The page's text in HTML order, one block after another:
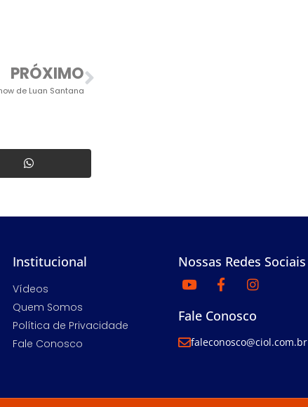
PRÓXIMO
de Luan Santana
Institucional
Vídeos
Quem Somos
Política de Privacidade
Fale Conosco
Nossas Redes Sociais
Fale Conosco
faleconosco@ciol.com.br